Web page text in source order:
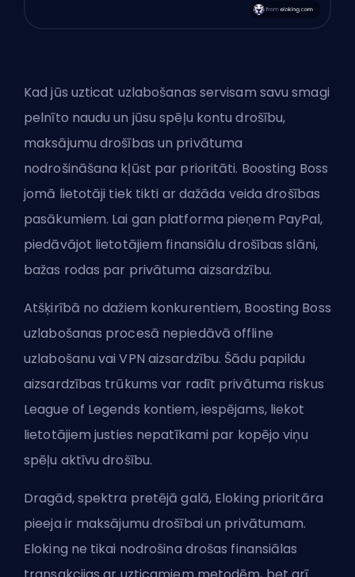
Kad jūs uzticat uzlabošanas servisam savu smagi
pelnīto naudu un jūsu spēļu kontu drošību,
maksājumu drošības un privātuma
nodrošināšana kļūst par prioritāti. Boosting Boss
jomā lietotāji tiek tikti ar dažāda veida drošības
pasākumiem. Lai gan platforma pieņem PayPal,
piedāvājot lietotājiem finansiālu drošības slāni,
bažas rodas par privātuma aizsardzību.
Atšķirībā no dažiem konkurentiem, Boosting Boss
uzlabošanas procesā nepiedāvā offline
uzlabošanu vai VPN aizsardzību. Šādu papildu
aizsardzības trūkums var radīt privātuma riskus
League of Legends kontiem, iespējams, liekot
lietotājiem justies nepatīkami par kopējo viņu
spēļu aktīvu drošību.
Dragād, spektra pretējā galā, Eloking prioritāra
pieeja ir maksājumu drošībai un privātumam.
Eloking ne tikai nodrošina drošas finansiālas